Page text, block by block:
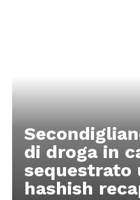
di droga in
sequestrato
hashish